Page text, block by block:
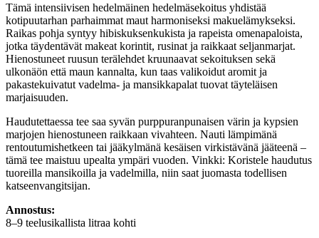
Tämä intensiivisen hedelmäinen hedelmäsekoitus yhdistää
kotipuutarhan parhaimmat maut harmoniseksi makuelämykseksi.
Raikas pohja syntyy hibiskuksenkukista ja rapeista omenapaloista,
jotka täydentävät makeat korintit, rusinat ja raikkaat seljanmarjat.
Hienostuneet ruusun terälehdet kruunaavat sekoituksen sekä
ulkonäön että maun kannalta, kun taas valikoidut aromit ja
pakastekuivatut vadelma- ja mansikkapalat tuovat täyteläisen
marjaisuuden.
Haudutettaessa tee saa syvän purppuranpunaisen värin ja kypsien
marjojen hienostuneen raikkaan vivahteen. Nauti lämpimänä
rentoutumishetkeen tai jääkylmänä kesäisen virkistävänä jääteenä –
tämä tee maistuu upealta ympäri vuoden. Vinkki: Koristele haudutus
tuoreilla mansikoilla ja vadelmilla, niin saat juomasta todellisen
katseenvangitsijan.
Annostus:
8–9 teelusikallista litraa kohti